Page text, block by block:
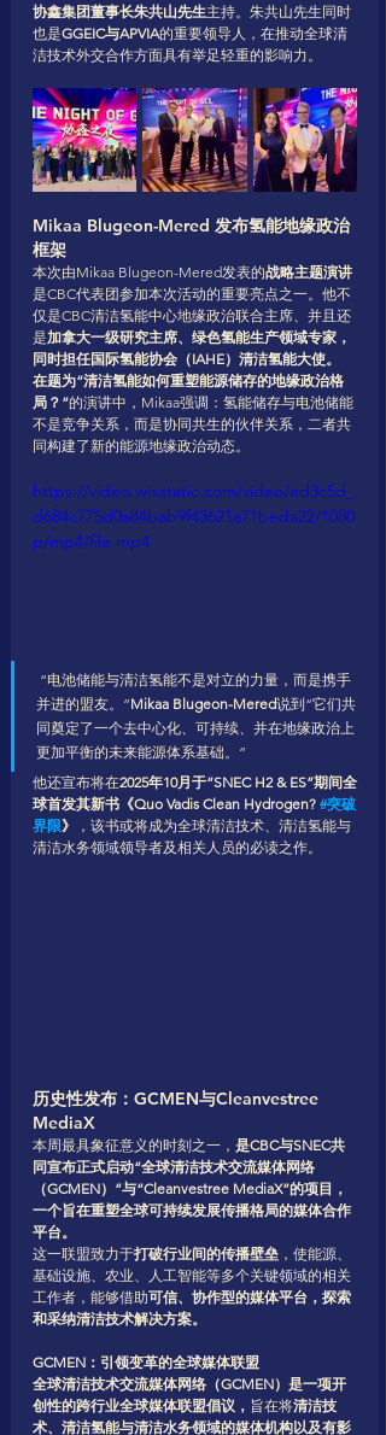
协鑫集团董事长朱共山先生主持。朱共山先生同时
也是GGEIC与APVIA的重要领导人，在推动全球清
洁技术外交合作方面具有举足轻重的影响力。
Mikaa Blugeon-Mered 发布氢能地缘政治
框架
本次由Mikaa Blugeon-Mered发表的战略主题演讲
是CBC代表团参加本次活动的重要亮点之一。他不
仅是CBC清洁氢能中心地缘政治联合主席、并且还
是加拿大一级研究主席、绿色氢能生产领域专家，
同时担任国际氢能协会（IAHE）清洁氢能大使。
在题为“清洁氢能如何重塑能源储存的地缘政治格
局？”的演讲中，Mikaa强调：氢能储存与电池储能
不是竞争关系，而是协同共生的伙伴关系，二者共
同构建了新的能源地缘政治动态。
https://video.wixstatic.com/video/ed3c5d_
d684c775d0a84bab9f43621a71beda22/1080
p/mp4/file.mp4
并进的盟友。”Mikaa Blugeon-Mered说到“它们共
同奠定了一个去中心化、可持续、并在地缘政治上
更加平衡的未来能源体系基础。”
他还宣布将在2025年10月于“SNEC H2 & ES”期间全
球首发其新书《Quo Vadis Clean Hydrogen? #突破
界限》
，该书或将成为全球清洁技术、清洁氢能与
清洁水务领域领导者及相关人员的必读之作。
历史性发布：GCMEN与Cleanvestree
MediaX
本周最具象征意义的时刻之一， 是CBC与SNEC共
同宣布正式启动“全球清洁技术交流媒体网络
（GCMEN）”与“Cleanvestree MediaX”的项目，
一个旨在重塑全球可持续发展传播格局的媒体合作
平台。
这一联盟致力于打破行业间的传播壁垒 ，使能源、
基础设施、农业、人工智能等多个关键领域的相关
工作者，能够借助可信、协作型的媒体平台，探索
和采纳清洁技术解决方案。
GCMEN：引领变革的全球媒体联盟
全球清洁技术交流媒体网络（GCMEN）是一项开
创性的跨行业全球媒体联盟倡议， 旨在将清洁技
术、清洁氢能与清洁水务领域的媒体机构以及有影